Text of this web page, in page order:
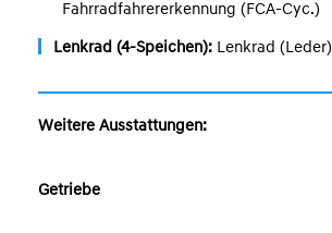
Fahrradfahrererkennung (FCA-Cyc.)
Lenkrad (4-Speichen): Lenkrad (Leder)
Weitere Ausstattungen:
Getriebe